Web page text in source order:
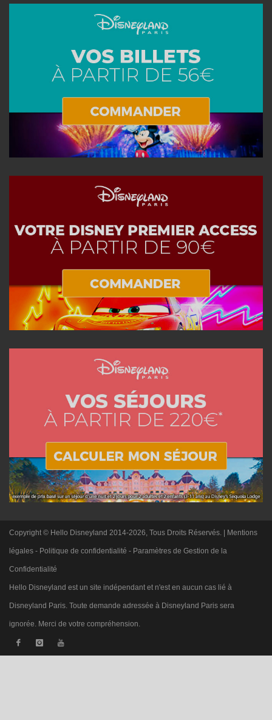
Copyright © Hello Disneyland 2014-2026, Tous Droits Réservés. | Mentions
légales - Politique de confidentialité - Paramètres de Gestion de la
Confidentialité
Hello Disneyland est un site indépendant et n'est en aucun cas lié à
Disneyland Paris. Toute demande adressée à Disneyland Paris sera
ignorée. Merci de votre compréhension.